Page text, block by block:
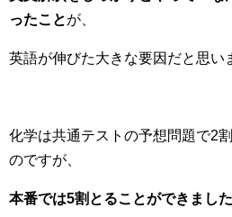
ったことが、
英語が伸びた大きな要因だと思い
化学は共通テストの予想問題で2
のですが、
本番では5割とることができました